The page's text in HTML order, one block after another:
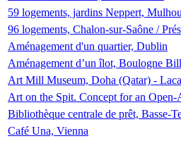
59 logements, jardins Neppert,
96 logements, Chalon-sur-Saône /
Aménagement d'un quartier, Dublin
Aménagement d’un îlot, Boulogne
Art Mill Museum, Doha (Qatar) -
Art on the Spit. Concept for an
Bibliothèque centrale de prêt, Basse-
Café Una, Vienna